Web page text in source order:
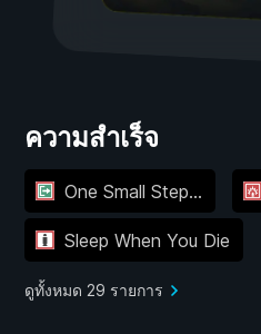
ความสำเร็จ
One Small Step...
Sleep When You Die
ดูทั้งหมด 29 รายการ